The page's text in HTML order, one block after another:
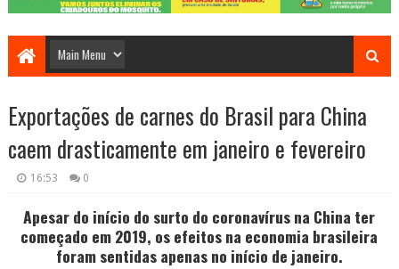
Exportações de carnes do Brasil para China
caem drasticamente em janeiro e fevereiro
16:53 0
Apesar do início do surto do coronavírus na China ter
começado em 2019, os efeitos na economia brasileira
foram sentidas apenas no início de janeiro.